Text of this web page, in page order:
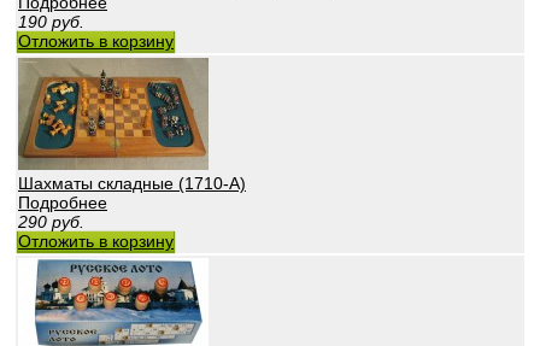
190 руб.
Отложить в корзину
Шахматы складные (1710-А)
Подробнее
290 руб.
Отложить в корзину